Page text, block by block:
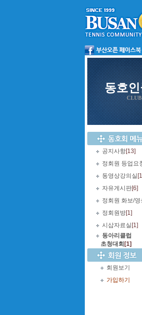
동호인
CLUB
공지사항[13]
정회원 등업요
동영상강의실
자유게시판[6]
정회원 화보/영
정회원방[1]
시삽자료실 [1]
동아리클럽
초청대회 [1]
회원보기
가입하기